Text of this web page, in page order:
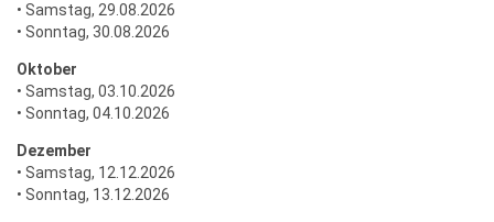
• Samstag, 29.08.2026
• Sonntag, 30.08.2026
Oktober
• Samstag, 03.10.2026
• Sonntag, 04.10.2026
Dezember
• Samstag, 12.12.2026
• Sonntag, 13.12.2026